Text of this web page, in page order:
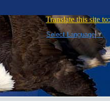
Translate this site to:
Select Language ▼